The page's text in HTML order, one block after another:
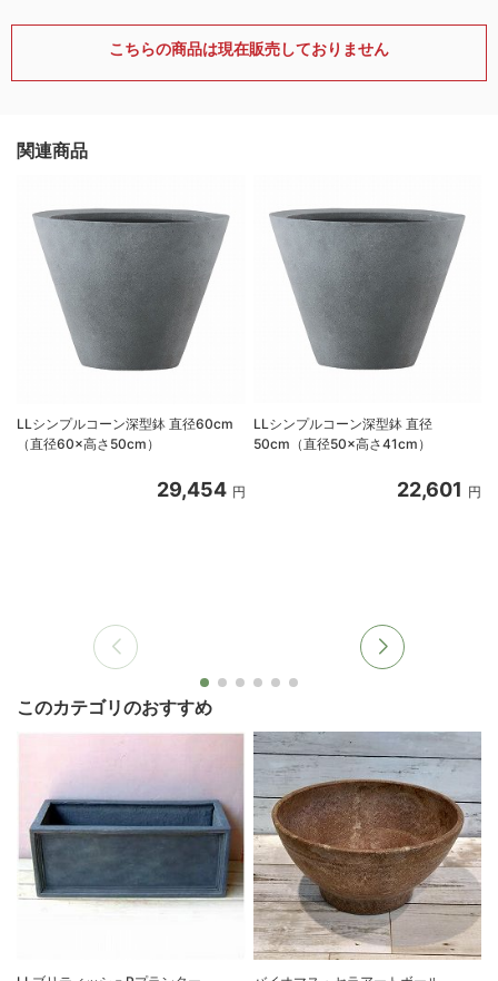
こちらの商品は現在販売しておりません
関連商品
LLシンプルコーン深型鉢 直径60cm
（直径60×高さ50cm）
29,454 円
LLシンプルコーン深型鉢 直径
50cm（直径50×高さ41cm）
22,601 円
このカテゴリのおすすめ